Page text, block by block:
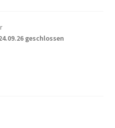
geschlossen